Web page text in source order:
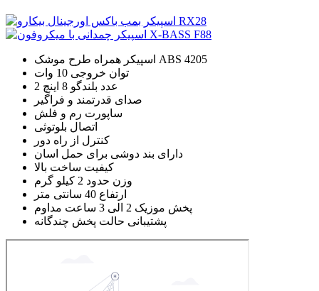
اسپیکر همراه طرح موشک ABS 4205
توان خروجی 10 وات
2 عدد بلندگو 8 اینچ
صدای قدرتمند و فراگیر
ساپورت رم و فلش
اتصال بلوتوثی
کنترل از راه دور
دارای بند دوشی برای حمل اسان
کیفیت ساخت بالا
وزن حدود 2 کیلو گرم
ارتفاع 40 سانتی متر
پخش موزیک 2 الی 3 ساعت مداوم
پشتیبانی حالت پخش چندگانه